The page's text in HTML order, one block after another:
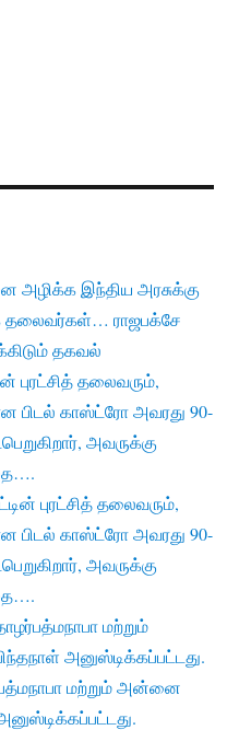
அழிக்க இந்திய அரசுக்கு
தலைவர்கள்… ராஜபக்சே
தகவல்
புரட்சித் தலைவரும்,
பிடல் காஸ்ட்ரோ அவரது 90-
அவருக்கு
புரட்சித் தலைவரும்,
பிடல் காஸ்ட்ரோ அவரது 90-
அவருக்கு
மற்றும்
அனுஸ்டிக்கப்பட்டது.
மற்றும் அன்னை